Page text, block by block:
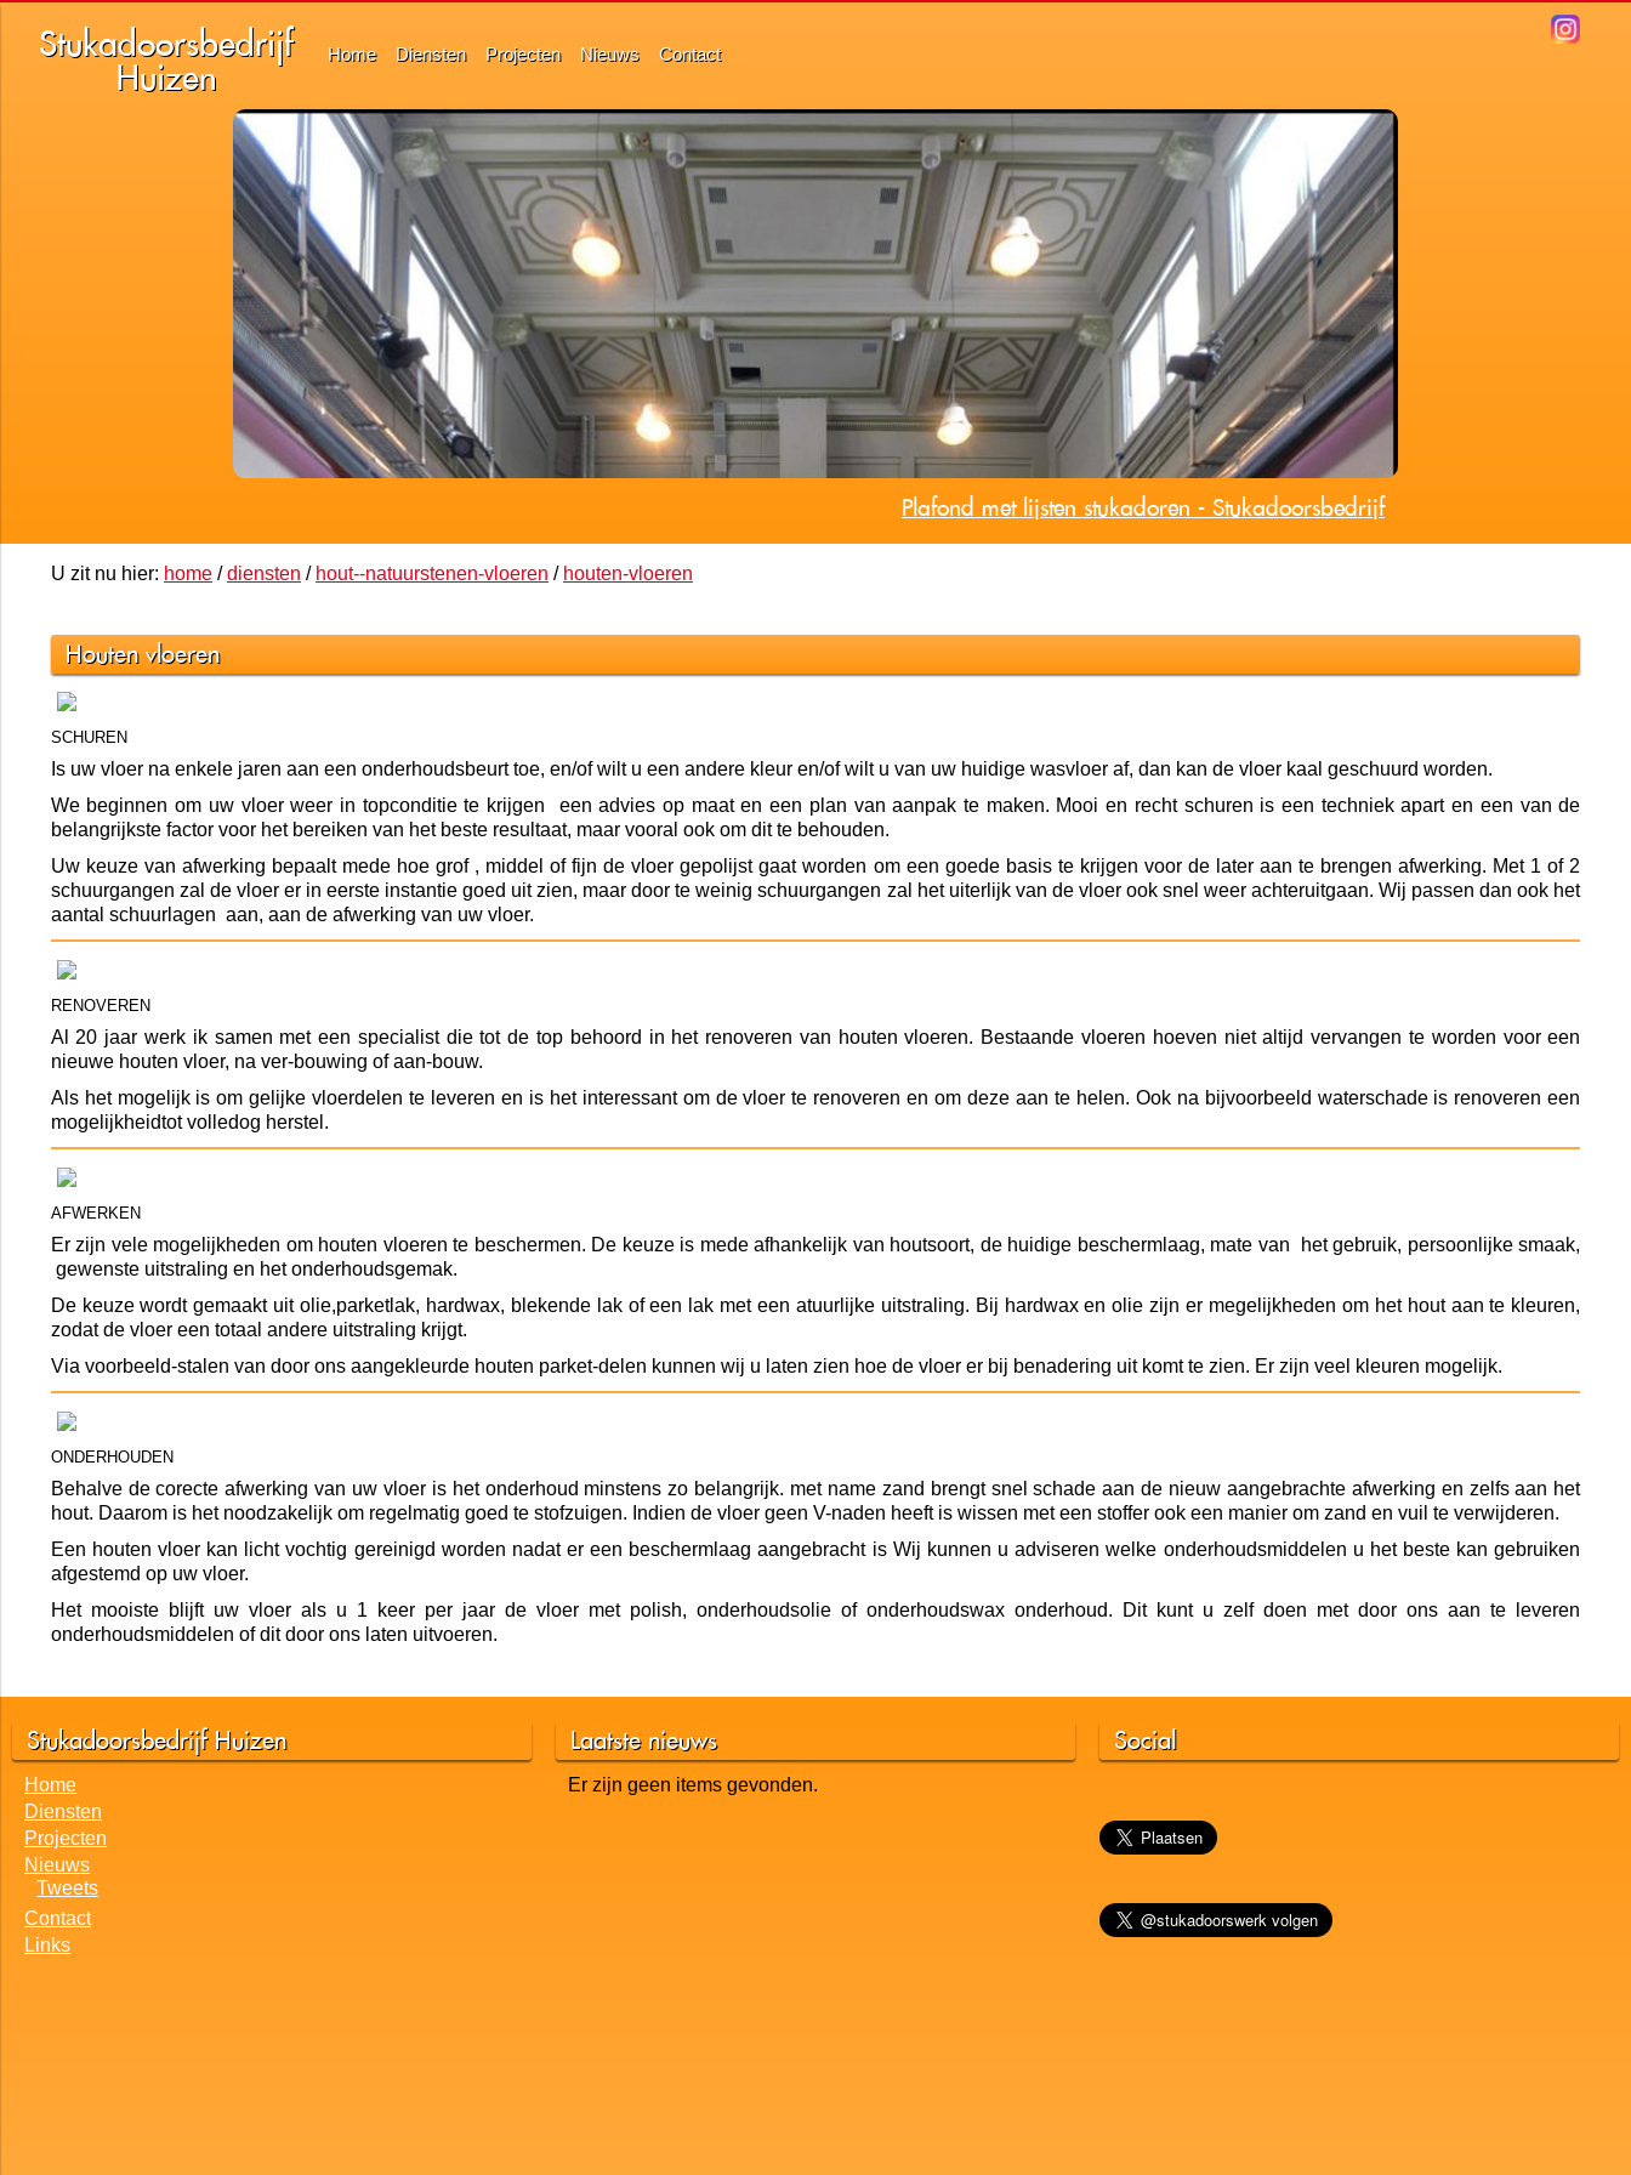
Stukadoorsbedrijf
Huizen
Home Diensten Projecten Nieuws Contact
Plafond met lijsten stukadoren - Stukadoorsbedrijf
U zit nu hier: home /diensten / hout--natuurstenen-vloeren / houten-vloeren
Houten vloeren
SCHUREN
Is uw vloer na enkele jaren aan een onderhoudsbeurt toe, en/of wilt u een andere kleur en/of wilt u van uw huidige wasvloer af, dan kan de vloer kaal geschuurd worden.
We beginnen om uw vloer weer in topconditie te krijgen een advies op maat en een plan van aanpak te maken. Mooi en recht schuren is een techniek apart en een van de
belangrijkste factor voor het bereiken van het beste resultaat, maar vooral ook om dit te behouden.
Uw keuze van afwerking bepaalt mede hoe grof , middel of fijn de vloer gepolijst gaat worden om een goede basis te krijgen voor de later aan te brengen afwerking. Met 1 of 2
schuurgangen zal de vloer er in eerste instantie goed uit zien, maar door te weinig schuurgangen zal het uiterlijk van de vloer ook snel weer achteruitgaan. Wij passen dan ook het
aantal schuurlagen aan, aan de afwerking van uw vloer.
RENOVEREN
Al 20 jaar werk ik samen met een specialist die tot de top behoord in het renoveren van houten vloeren. Bestaande vloeren hoeven niet altijd vervangen te worden voor een
nieuwe houten vloer, na ver-bouwing of aan-bouw.
Als het mogelijk is om gelijke vloerdelen te leveren en is het interessant om de vloer te renoveren en om deze aan te helen. Ook na bijvoorbeeld waterschade is renoveren een
mogelijkheidtot volledog herstel.
AFWERKEN
Er zijn vele mogelijkheden om houten vloeren te beschermen. De keuze is mede afhankelijk van houtsoort, de huidige beschermlaag, mate van het gebruik, persoonlijke smaak,
gewenste uitstraling en het onderhoudsgemak.
De keuze wordt gemaakt uit olie,parketlak, hardwax, blekende lak of een lak met een atuurlijke uitstraling. Bij hardwax en olie zijn er megelijkheden om het hout aan te kleuren,
zodat de vloer een totaal andere uitstraling krijgt.
Via voorbeeld-stalen van door ons aangekleurde houten parket-delen kunnen wij u laten zien hoe de vloer er bij benadering uit komt te zien. Er zijn veel kleuren mogelijk.
ONDERHOUDEN
Behalve de corecte afwerking van uw vloer is het onderhoud minstens zo belangrijk. met name zand brengt snel schade aan de nieuw aangebrachte afwerking en zelfs aan het
hout. Daarom is het noodzakelijk om regelmatig goed te stofzuigen. Indien de vloer geen V-naden heeft is wissen met een stoffer ook een manier om zand en vuil te verwijderen.
Een houten vloer kan licht vochtig gereinigd worden nadat er een beschermlaag aangebracht is Wij kunnen u adviseren welke onderhoudsmiddelen u het beste kan gebruiken
afgestemd op uw vloer.
Het mooiste blijft uw vloer als u 1 keer per jaar de vloer met polish, onderhoudsolie of onderhoudswax onderhoud. Dit kunt u zelf doen met door ons aan te leveren
onderhoudsmiddelen of dit door ons laten uitvoeren.
Stukadoorsbedrijf Huizen
Home
Diensten
Projecten
Nieuws
Tweets
Contact
Links
Laatste nieuws
Er zijn geen items gevonden.
Social